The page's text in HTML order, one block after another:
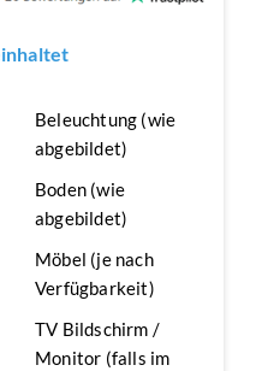
Beleuchtung (wie
abgebildet)
Boden (wie
abgebildet)
Möbel (je nach
Verfügbarkeit)
TV Bildschirm /
Monitor (falls im